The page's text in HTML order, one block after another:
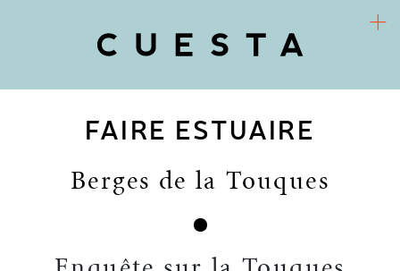
COOPÉRATIVE D’URBANISME CULTUREL
CUESTA
FAIRE ESTUAIRE
Berges de la Touques